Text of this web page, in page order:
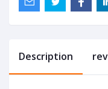
Description